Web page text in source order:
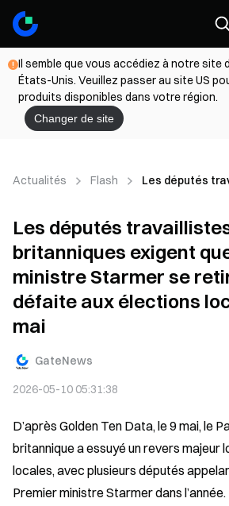
Il semble que vous accédiez à notre site
États-Unis. Veuillez passer au site US
produits disponibles dans votre région.
Changer de site
Actualités Flash Les députés
Les députés
britanniques exigent
ministre Starmer se
défaite aux élections
mai
GateNews
2026-05-10 05:31:38
D’après Golden Ten Data, le 9 mai, le
britannique a essuyé un revers majeur
locales, avec plusieurs députés
Premier ministre Starmer dans